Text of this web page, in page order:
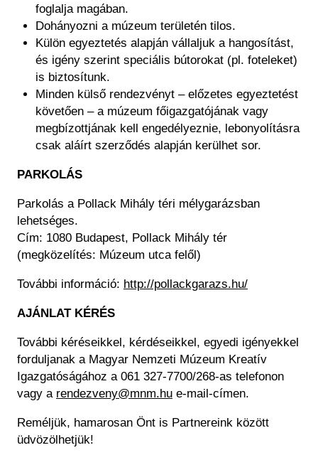
foglalja magában.
Dohányozni a múzeum területén tilos.
Külön egyeztetés alapján vállaljuk a hangosítást,
és igény szerint speciális bútorokat (pl. foteleket)
is biztosítunk.
Minden külső rendezvényt – előzetes egyeztetést
követően – a múzeum főigazgatójának vagy
megbízottjának kell engedélyeznie, lebonyolításra
csak aláírt szerződés alapján kerülhet sor.
PARKOLÁS
Parkolás a Pollack Mihály téri mélygarázsban
lehetséges.
Cím: 1080 Budapest, Pollack Mihály tér
(megközelítés: Múzeum utca felől)
További információ: http://pollackgarazs.hu/
AJÁNLAT KÉRÉS
További kéréseikkel, kérdéseikkel, egyedi igényekkel
forduljanak a Magyar Nemzeti Múzeum Kreatív
Igazgatóságához a 061 327-7700/268-as telefonon
vagy a rendezveny@mnm.hu e-mail-címen.
Reméljük, hamarosan Önt is Partnereink között
üdvözölhetjük!